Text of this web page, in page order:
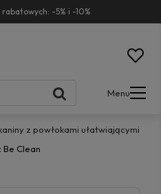
-5% i -10%
Menu
z powłokami ułatwiającymi
Be Clean